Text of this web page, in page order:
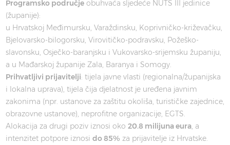
Programsko područjeobuhvaća sljedeće NUTS III jedinice
(županije):
u Hrvatskoj Međimursku, Varaždinsku, Koprivničko-križevačku,
Bjelovarsko-bilogorsku, Virovitičko-podravsku, Požeško-
slavonsku, Osječko-baranjsku i Vukovarsko-srijemsku županiju,
a u Mađarskoj županije Zala, Baranya i Somogy.
Prihvatljivi prijavitelji: tijela javne vlasti (regionalna/županijska
i lokalna uprava), tijela čija djelatnost je uređena javnim
zakonima (npr. ustanove za zaštitu okoliša, turističke zajednice,
obrazovne ustanove), neprofitne organizacije, EGTS.
Alokacija za drugi poziv iznosi oko 20.8 milijuna eura, a
intenzitet potpore iznosi do 85% za prijavitelje iz Hrvatske.